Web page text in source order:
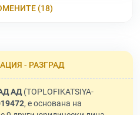
(18)
- РАЗГРАД
АД(TOPLOFIKATSIYA-
, е основана на